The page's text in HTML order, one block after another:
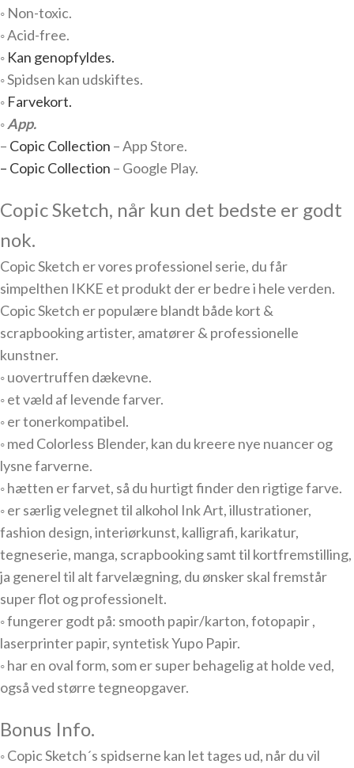
◦ Non-toxic.
◦ Acid-free.
◦ Kan genopfyldes.
◦ Spidsen kan udskiftes.
◦ Farvekort.
◦App.
– Copic Collection – App Store.
– Copic Collection – Google Play.
Copic Sketch, når kun det bedste er godt
nok.
Copic Sketch er vores professionel serie, du får
simpelthen IKKE et produkt der er bedre i hele verden.
Copic Sketch er populære blandt både kort &
scrapbooking artister, amatører & professionelle
kunstner.
◦ uovertruffen dækevne.
◦ et væld af levende farver.
◦ er tonerkompatibel.
◦ med Colorless Blender, kan du kreere nye nuancer og
lysne farverne.
◦ hætten er farvet, så du hurtigt finder den rigtige farve.
◦ er særlig velegnet til alkohol Ink Art, illustrationer,
fashion design, interiørkunst, kalligrafi, karikatur,
tegneserie, manga, scrapbooking samt til kortfremstilling,
ja generel til alt farvelægning, du ønsker skal fremstår
super flot og professionelt.
◦ fungerer godt på: smooth papir/karton, fotopapir ,
laserprinter papir, syntetisk Yupo Papir.
◦ har en oval form, som er super behagelig at holde ved,
også ved større tegneopgaver.
Bonus Info.
◦ Copic Sketch´s spidserne kan let tages ud, når du vil